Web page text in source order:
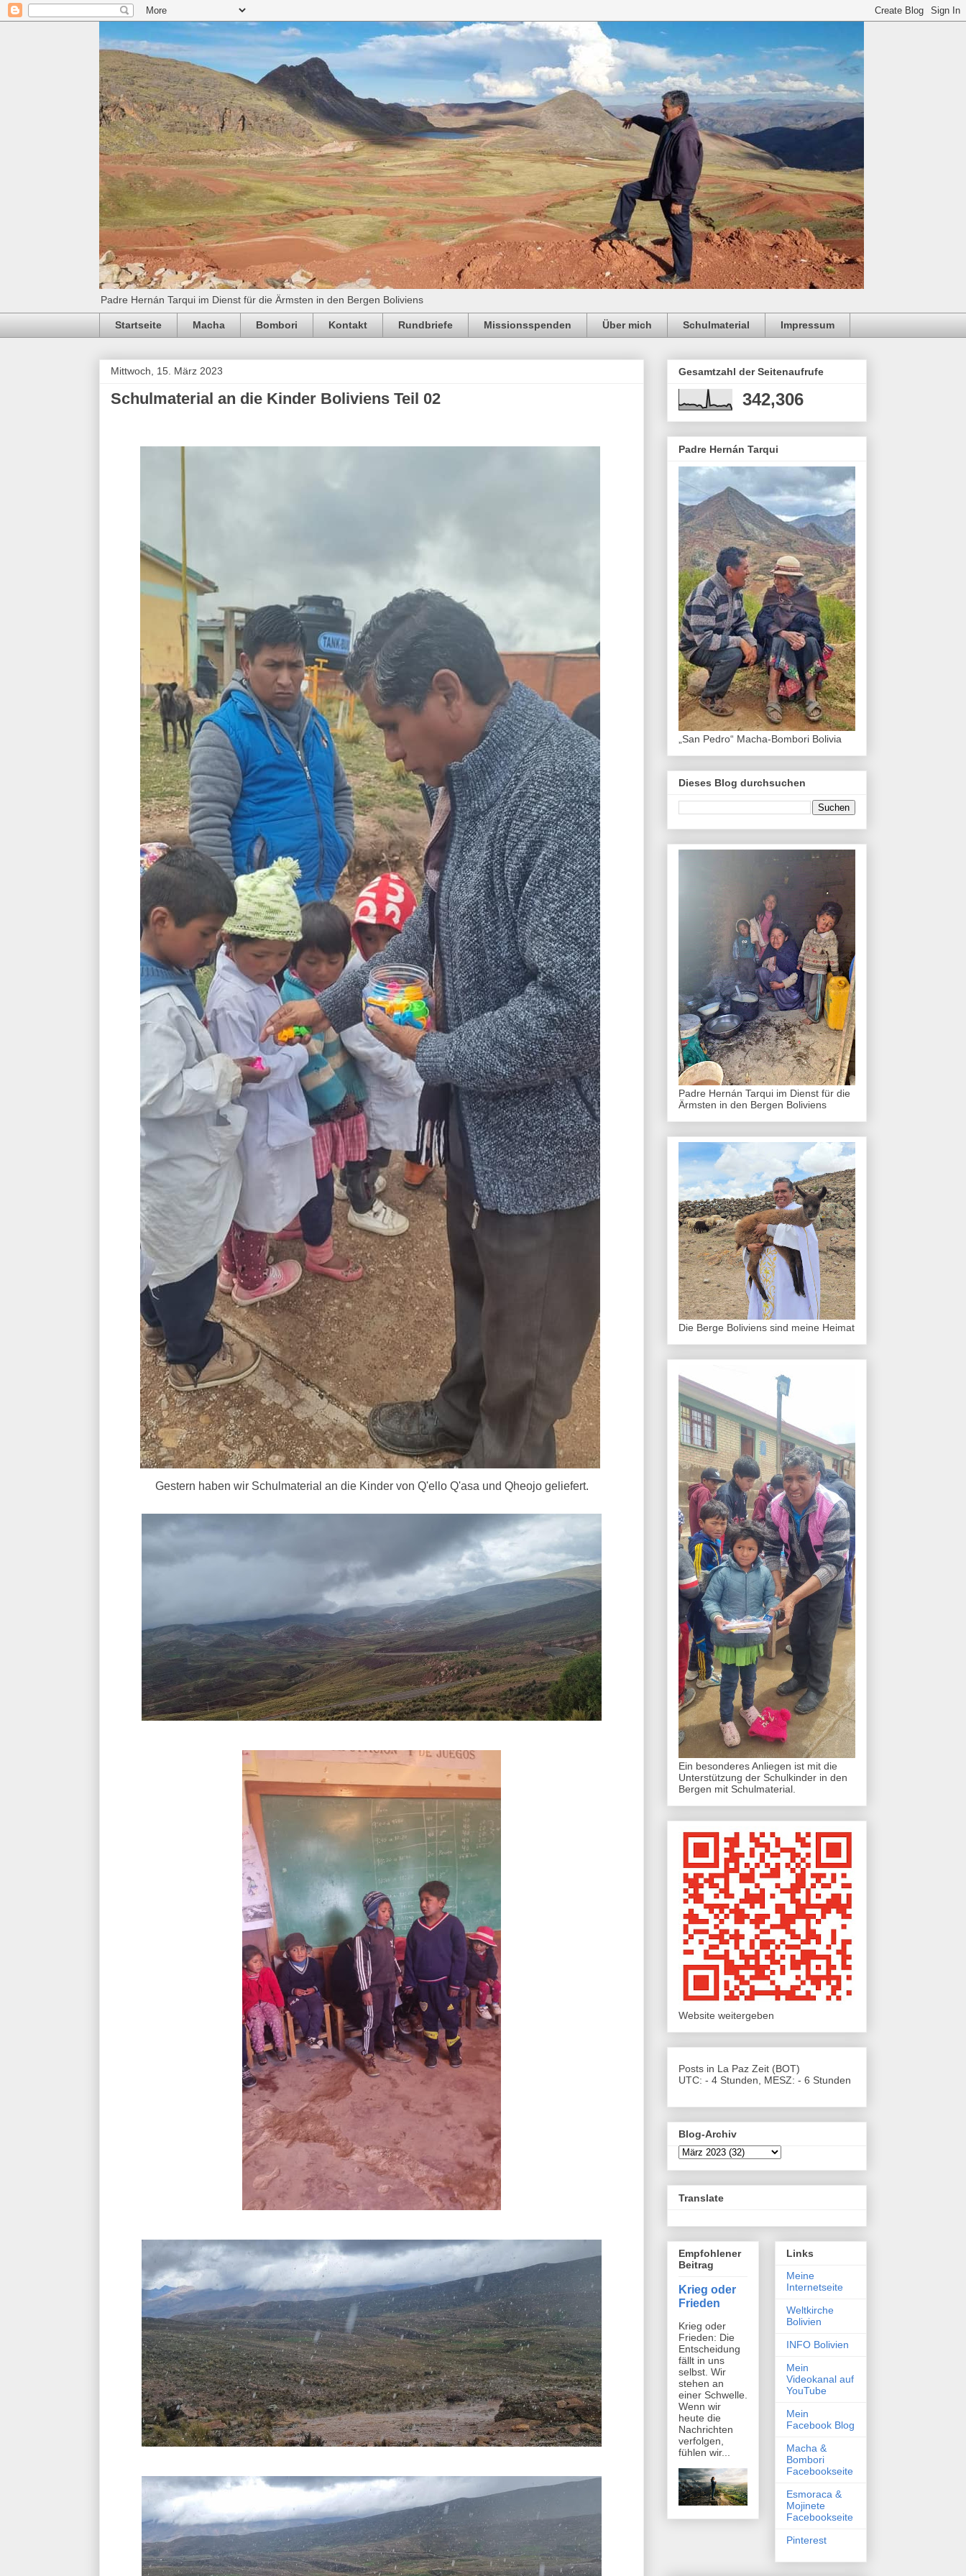
Padre Hernán Tarqui im Dienst für die Ärmsten in den Bergen Boliviens
Startseite Macha Bombori Kontakt Rundbriefe Missionsspenden Über mich Schulmaterial Impressum
Mittwoch, 15. März 2023
Schulmaterial an die Kinder Boliviens Teil 02
Gestern haben wir Schulmaterial an die Kinder von Q'ello Q'asa und Qheojo geliefert.
Gesamtzahl der Seitenaufrufe
342,306
Padre Hernán Tarqui
„San Pedro“ Macha-Bombori Bolivia
Dieses Blog durchsuchen
Padre Hernán Tarqui im Dienst für die
Ärmsten in den Bergen Boliviens
Die Berge Boliviens sind meine Heimat
Ein besonderes Anliegen ist mit die
Unterstützung der Schulkinder in den
Bergen mit Schulmaterial.
Website weitergeben
Posts in La Paz Zeit (BOT)
UTC: - 4 Stunden, MESZ: - 6 Stunden
Blog-Archiv
Translate
Empfohlener
Beitrag
Krieg oder
Frieden
Krieg oder
Frieden: Die
Entscheidung
fällt in uns
selbst. Wir
stehen an
einer Schwelle.
Wenn wir
heute die
Nachrichten
verfolgen,
fühlen wir...
Links
Meine
Internetseite
Weltkirche
Bolivien
INFO Bolivien
Mein
Videokanal auf
YouTube
Mein
Facebook Blog
Macha &
Bombori
Facebookseite
Esmoraca &
Mojinete
Facebookseite
Pinterest